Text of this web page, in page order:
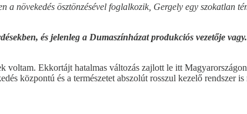
ösztönzésével foglalkozik, Gergely egy szokatlan
és jelenleg a Dumaszínházat produkciós vezetője
Ekkortájt hatalmas változás zajlott le itt
központú és a természetet abszolút rosszul kezelő rendszer